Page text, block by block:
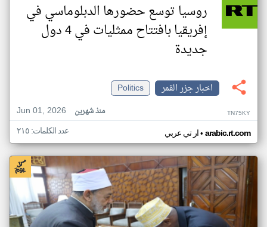
روسيا توسع حضورها الدبلوماسي في
إفريقيا بافتتاح ممثليات في 4 دول
جديدة
اخبار جزر القمر
Politics
Jun 01, 2026
منذ شهرين TN75KY
ار تي عربي• arabic.rt.com عدد الكلمات: ٢١٥